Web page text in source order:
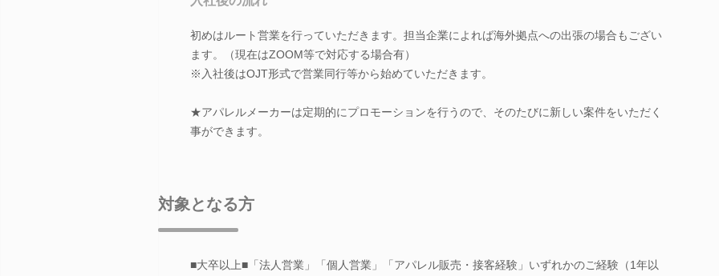
初めはルート営業を行っていただきます。担当企業によれば海外拠点への出張の場合もござい
ます。（現在はZOOM等で対応する場合有）
※入社後はOJT形式で営業同行等から始めていただきます。
★アパレルメーカーは定期的にプロモーションを行うので、そのたびに新しい案件をいただく
事ができます。
対象となる方
■大卒以上■「法人営業」「個人営業」「アパレル販売・接客経験」いずれかのご経験（1年以